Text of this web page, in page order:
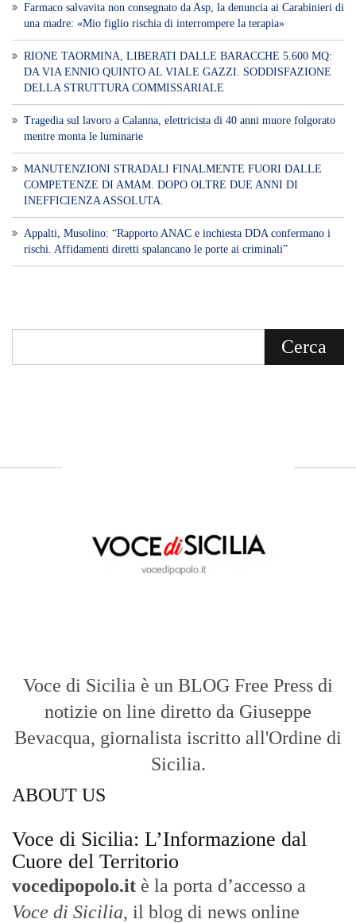
Farmaco salvavita non consegnato da Asp, la denuncia ai Carabinieri di
una madre: «Mio figlio rischia di interrompere la terapia»
RIONE TAORMINA, LIBERATI DALLE BARACCHE 5.600 MQ:
DA VIA ENNIO QUINTO AL VIALE GAZZI. SODDISFAZIONE
DELLA STRUTTURA COMMISSARIALE
Tragedia sul lavoro a Calanna, elettricista di 40 anni muore folgorato
mentre monta le luminarie
MANUTENZIONI STRADALI FINALMENTE FUORI DALLE
COMPETENZE DI AMAM. DOPO OLTRE DUE ANNI DI
INEFFICIENZA ASSOLUTA.
​Appalti, Musolino: “Rapporto ANAC e inchiesta DDA confermano i
rischi. Affidamenti diretti spalancano le porte ai criminali”
Voce di Sicilia è un BLOG Free Press di
notizie on line diretto da Giuseppe
Bevacqua, giornalista iscritto all'Ordine di
Sicilia.
ABOUT US
Voce di Sicilia: L’Informazione dal
Cuore del Territorio
vocedipopolo.it è la porta d’accesso a
Voce di Sicilia, il blog di news online